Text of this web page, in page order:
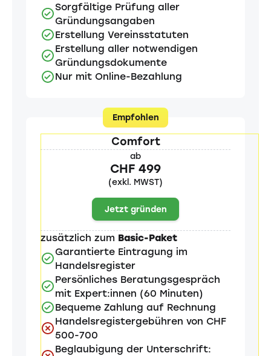
Sorgfältige Prüfung aller
Gründungsangaben
Erstellung Vereinsstatuten
Erstellung aller notwendigen
Gründungsdokumente
Nur mit Online-Bezahlung
Empfohlen
Comfort
ab
CHF 499
(exkl. MWST)
Jetzt gründen
zusätzlich zum Basic-Paket
Garantierte Eintragung im
Handelsregister
Persönliches Beratungsgespräch
mit Expert:innen (60 Minuten)
Bequeme Zahlung auf Rechnung
Handelsregistergebühren von CHF
500-700
Beglaubigung der Unterschrift: